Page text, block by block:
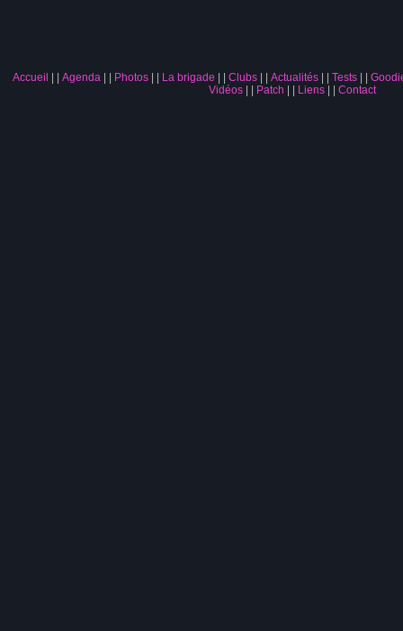
Accueil Agenda| Photos| La brigade Clubs| Actualités| Tests|
Vidéos| Patch Liens| Contact